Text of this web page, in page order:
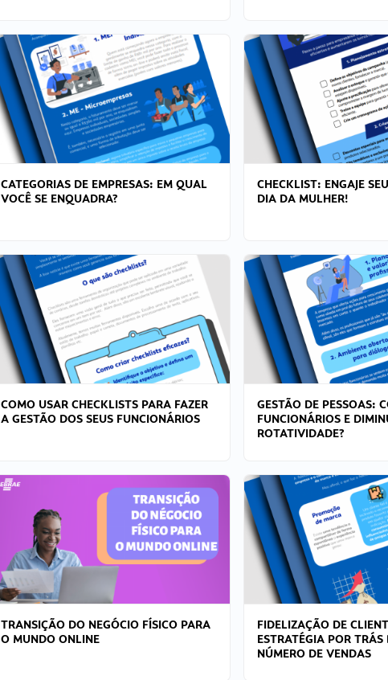
CATEGORIAS DE EMPRESAS: EM QUAL
VOCÊ SE ENQUADRA?
CHECKLIST: ENGAJE
DIA DA MULHER!
COMO USAR CHECKLISTS PARA FAZER
A GESTÃO DOS SEUS FUNCIONÁRIOS
GESTÃO DE PESSOAS:
FUNCIONÁRIOS E
ROTATIVIDADE?
TRANSIÇÃO DO NEGÓCIO FÍSICO PARA
O MUNDO ONLINE
FIDELIZAÇÃO DE
ESTRATÉGIA POR TRÁS
NÚMERO DE VENDAS